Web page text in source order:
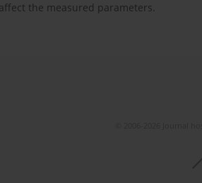
the measured parameters.